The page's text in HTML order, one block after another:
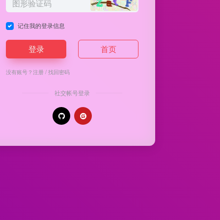
记住我的登录信息
登录 首页
没有账号？注册/找回密码
社交帐号登录